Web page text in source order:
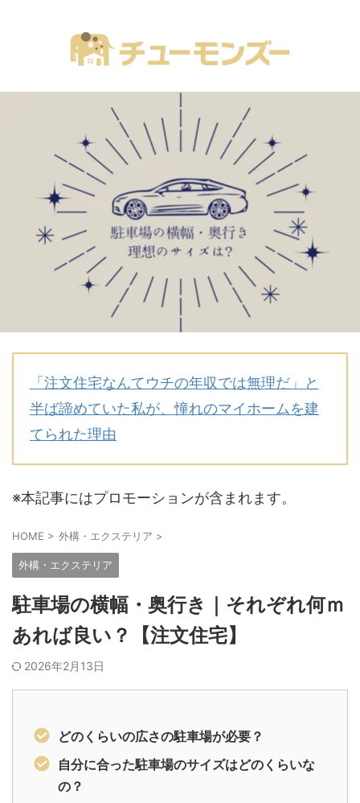
「注文住宅なんてウチの年収では無理だ」と
半ば諦めていた私が、憧れのマイホームを建
てられた理由
※本記事にはプロモーションが含まれます。
HOME > 外構・エクステリア >
外構・エクステリア
駐車場の横幅・奥行き｜それぞれ何ｍ
あれば良い？【注文住宅】
2026年2月13日
どのくらいの広さの駐車場が必要？
自分に合った駐車場のサイズはどのくらいな
の？